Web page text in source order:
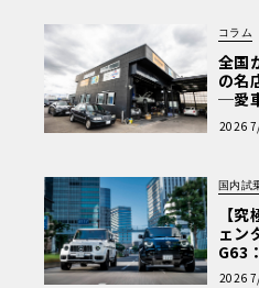
コラム
全国
の名
─愛
術と
を選
2026
国内試
【
ェン
G63
極的
2026